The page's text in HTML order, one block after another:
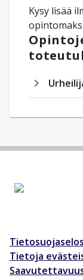
Kysy lisää
Avautuu
Tietoja
Avautuu
Avautuu